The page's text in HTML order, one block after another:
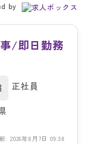
by
/即日勤務
正社員
: 2026年8月7日 09:38